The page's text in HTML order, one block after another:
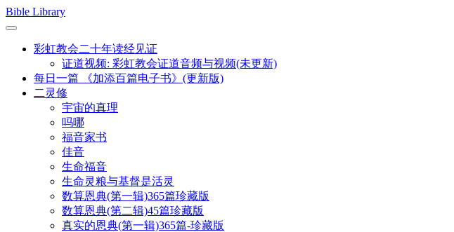
Skip
to
Bible Library
彩虹教会二十年读经见证
证道视频: 彩虹教会证道音频与视频(未更新)
每日一篇 《加添百篇电子书》(更新版)
二灵修
宇宙的真理
吗哪
福音家书
佳音
生命福音
生命灵粮与基督是活灵
数算恩典(第一辑)365篇珍藏版
数算恩典(第二辑)45篇珍藏版
真实的恩典(第一辑)365篇-珍藏版